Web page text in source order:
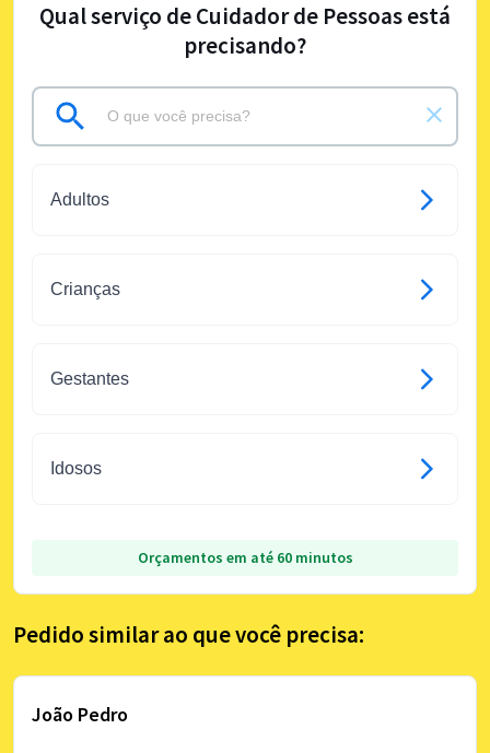
Qual serviço de Cuidador de Pessoas está
precisando?
Adultos
Crianças
Gestantes
Idosos
Orçamentos em até 60 minutos
Pedido similar ao que você precisa:
João Pedro